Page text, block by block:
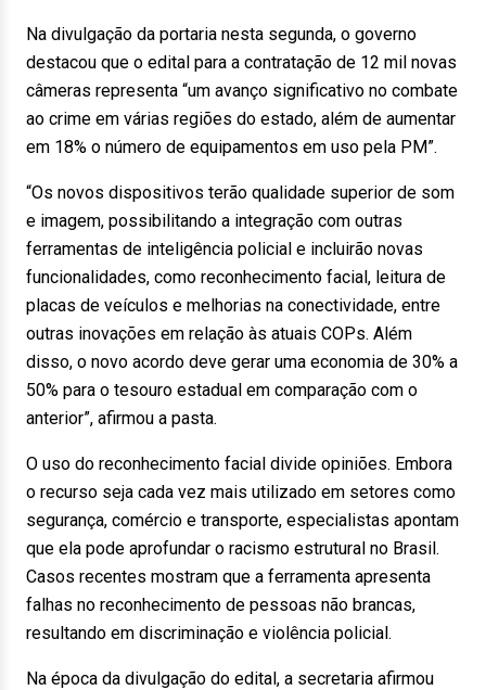
Na divulgação da portaria nesta segunda, o governo
destacou que o edital para a contratação de 12 mil novas
câmeras representa “um avanço significativo no combate
ao crime em várias regiões do estado, além de aumentar
em 18% o número de equipamentos em uso pela PM”.
“Os novos dispositivos terão qualidade superior de som
e imagem, possibilitando a integração com outras
ferramentas de inteligência policial e incluirão novas
funcionalidades, como reconhecimento facial, leitura de
placas de veículos e melhorias na conectividade, entre
outras inovações em relação às atuais COPs. Além
disso, o novo acordo deve gerar uma economia de 30% a
50% para o tesouro estadual em comparação com o
anterior”, afirmou a pasta.
O uso do reconhecimento facial divide opiniões. Embora
o recurso seja cada vez mais utilizado em setores como
segurança, comércio e transporte, especialistas apontam
que ela pode aprofundar o racismo estrutural no Brasil.
Casos recentes mostram que a ferramenta apresenta
falhas no reconhecimento de pessoas não brancas,
resultando em discriminação e violência policial.
Na época da divulgação do edital, a secretaria afirmou